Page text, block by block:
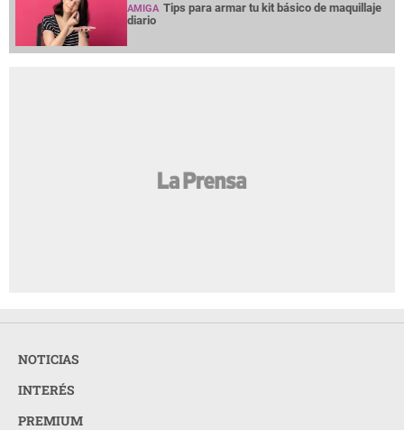
AMIGA Tips para armar tu kit básico de maquillaje
diario
NOTICIAS
INTERÉS
PREMIUM